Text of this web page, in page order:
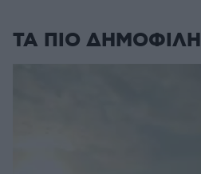
ΤΑ ΠΙΟ ΔΗΜΟΦΙΛΗ